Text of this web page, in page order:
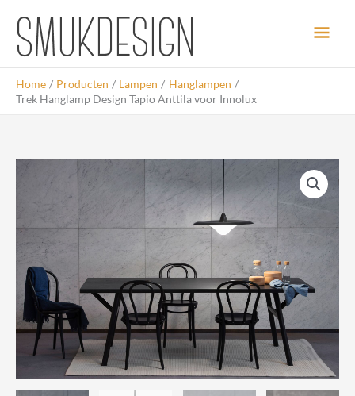
inhoud
Home Producten Lampen
Hanglampen
Trek Hanglamp Design Tapio Anttila voor Innolux